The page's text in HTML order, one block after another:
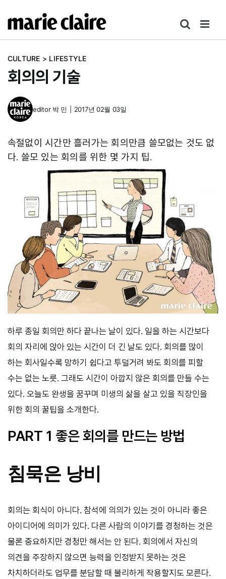
텐
건CULTURE > LIFESTYLE
회의의 기술
editor 박 민 2017년 02월 03일
속절없이 시간만 흘러가는 회의만큼 쓸모없는 것도 없
다. 쓸모 있는 회의를 위한 몇 가지 팁.
하루 종일 회의만 하다 끝나는 날이 있다. 일을 하는 시간보다
회의 자리에 앉아 있는 시간이 더 긴 날도 있다. 회의를 많이
하는 회사일수록 망하기 쉽다고 투덜거려 봐도 회의를 피할
수는 없는 노릇. 그래도 시간이 아깝지 않은 회의를 만들 수는
있다. 오늘도 완생을 꿈꾸며 미생의 삶을 살고 있을 직장인을
위한 회의 꿀팁을 소개한다.
PART 1 좋은 회의를 만드는 방법
침묵은 낭비
회의는 회식이 아니다. 참석에 의의가 있는 것이 아니라 좋은
아이디어에 의미가 있다. 다른 사람의 이야기를 경청하는 것은
물론 중요하지만 경청만 해서는 안 된다. 회의에서 자신의
의견을 주장하지 않으면 능력을 인정받지 못하는 것은
차치하더라도 업무를 분담할 때 불리하게 작용할지도 모른다.